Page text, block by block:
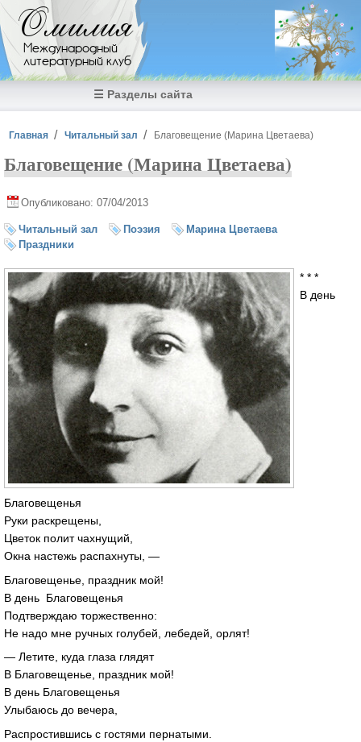
Перейти к основному содержанию
Омилия
Международный
литературный клуб
☰ Разделы сайта
Вы здесь
Главная Читальный зал Благовещение (Марина Цветаева)
Благовещение (Марина Цветаева)
Опубликовано: 07/04/2013
Читальный зал Поэзия
Марина Цветаева
Праздники
* * *
В день
Благовещенья
Руки раскрещены,
Цветок полит чахнущий,
Окна настежь распахнуты, —
Благовещенье, праздник мой!
В день Благовещенья
Подтверждаю торжественно:
Не надо мне ручных голубей, лебедей, орлят!
— Летите, куда глаза глядят
В Благовещенье, праздник мой!
В день Благовещенья
Улыбаюсь до вечера,
Распростившись с гостями пернатыми.